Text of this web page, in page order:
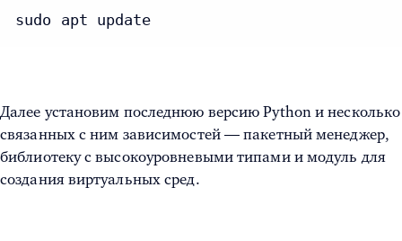
sudo apt update
Далее установим последнюю версию Python и несколько
связанных с ним зависимостей — пакетный менеджер,
библиотеку с высокоуровневыми типами и модуль для
создания виртуальных сред.